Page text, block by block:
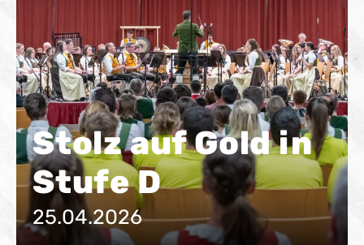
Stolz auf Gold in
Stufe D
25.04.2026